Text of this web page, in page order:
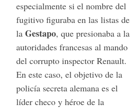
especialmente si el nombre del
fugitivo figuraba en las listas de
la Gestapo, que presionaba a la
autoridades francesas al mando
del corrupto inspector Renault.
En este caso, el objetivo de la
policía secreta alemana es el
líder checo y héroe de la